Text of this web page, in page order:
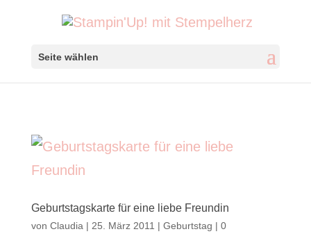
Seite wählen
Geburtstagskarte für eine liebe Freundin
von Claudia | 25. März 2011 | Geburtstag | 0